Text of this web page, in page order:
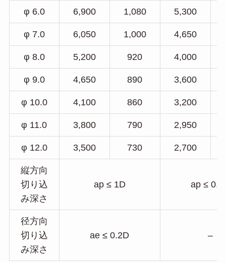
φ 6.0 6,900 1,080 5,300
φ 7.0 6,050 1,000 4,650
φ 8.0 5,200 920 4,000
φ 9.0 4,650 890 3,600
φ 10.0 4,100 860 3,200
φ 11.0 3,800 790 2,950
φ 12.0 3,500 730 2,700
縦方向
切り込
み深さ
ap ≤ 1D ap ≤
径方向
切り込
み深さ
ae ≤ 0.2D –